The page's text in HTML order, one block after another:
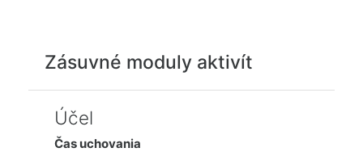
Zásuvné moduly aktivít
Účel
Čas uchovania